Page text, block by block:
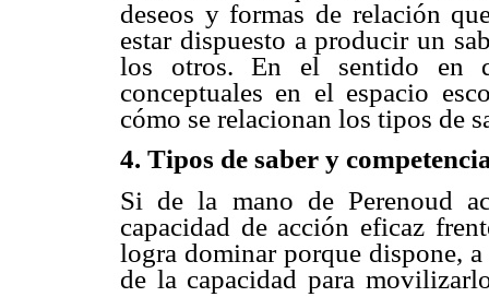
deseos y formas de relación
estar dispuesto a producir un
los otros. En el sentido en
conceptuales en el espacio
cómo se relacionan los tipos de
4. Tipos de saber y
Si de la mano de Perenoud
capacidad de acción eficaz
logra dominar porque dispone,
de la capacidad para